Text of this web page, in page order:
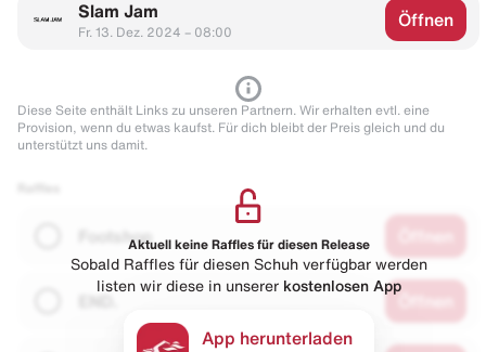
Slam Jam
Fr. 13. Dez. 2024 – 08:00
Öffnen
Diese Seite enthält Links zu unseren Partnern. Wir erhalten evtl. eine
Provision, wenn du etwas kaufst. Für dich bleibt der Preis gleich und du
unterstützt uns damit.
FootshopAktuell keine Raffles für diesen Release
Sobald Raffles für diesen Schuh verfügbar werden
listen wir diese in unserer kostenlosen App
App herunterladen